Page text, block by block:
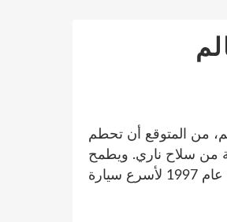
من المتوقع أن تحطم
من سلاح ناري. ويطمح